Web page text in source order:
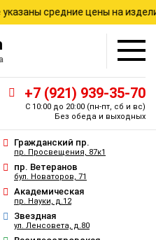
средние цены на изделия
Гражданский пр.
пр. Просвещения, 87к1
пр. Ветеранов
бул. Новаторов, 71
Академическая
пр. Науки, д.12
Звездная
ул. Ленсовета, д.80
+7 (921) 939-35-70
С 10:00 до 20:00 (пн-пт, сб и вс)
Без обеда и выходных